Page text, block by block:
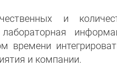
и
лабораторная
времени
и компании.